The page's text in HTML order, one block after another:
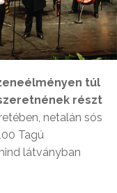
túl
részt
netalán sós
Tagú
látványban